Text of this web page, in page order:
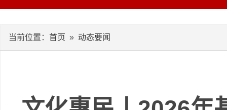
当前位置： 首页 » 动态要闻